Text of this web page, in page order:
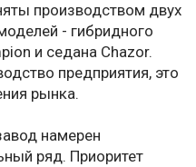
производством двух
- гибридного
и седана Chazor.
предприятия, это
рынка.
намерен
ряд. Приоритет